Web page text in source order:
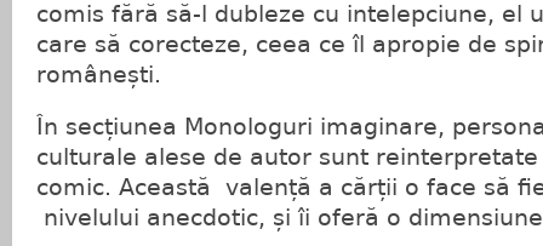
comis fără să-l dubleze cu intelepciune, el
care să corecteze, ceea ce îl apropie de
românești.
În secțiunea Monologuri imaginare,
culturale alese de autor sunt
comic. Această valență a cărții o face să
nivelului anecdotic, și îi oferă o